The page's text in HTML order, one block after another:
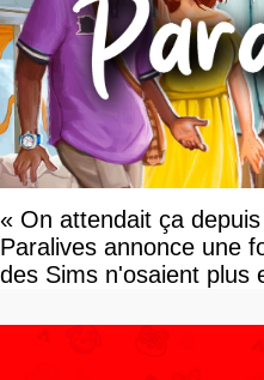
« On attendait ça
Paralives annonce une
des Sims n'osaient plus